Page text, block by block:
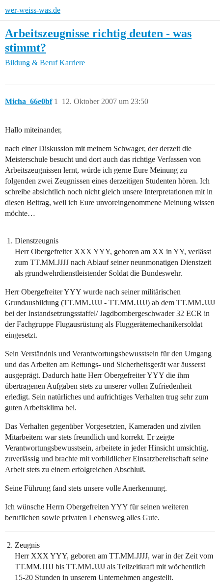
wer-weiss-was.de
Arbeitszeugnisse richtig deuten - was
stimmt?
Bildung & Beruf Karriere
Micha_66e0bf 12. Oktober 2007 um 23:50
1
Hallo miteinander,
nach einer Diskussion mit meinem Schwager, der derzeit die
Meisterschule besucht und dort auch das richtige Verfassen von
Arbeitszeugnissen lernt, würde ich gerne Eure Meinung zu
folgenden zwei Zeugnissen eines derzeitigen Studenten hören. Ich
schreibe absichtlich noch nicht gleich unsere Interpretationen mit in
diesen Beitrag, weil ich Eure unvoreingenommene Meinung wissen
möchte…
Dienstzeugnis
Herr Obergefreiter XXX YYY, geboren am XX in YY, verlässt
zum TT.MM.JJJJ nach Ablauf seiner neunmonatigen Dienstzeit
als grundwehrdienstleistender Soldat die Bundeswehr.
Herr Obergefreiter YYY wurde nach seiner militärischen
Grundausbildung (TT.MM.JJJJ - TT.MM.JJJJ) ab dem TT.MM.JJJJ
bei der Instandsetzungsstaffel/ Jagdbombergeschwader 32 ECR in
der Fachgruppe Flugausrüstung als Fluggerätemechanikersoldat
eingesetzt.
Sein Verständnis und Verantwortungsbewusstsein für den Umgang
und das Arbeiten am Rettungs- und Sicherheitsgerät war äusserst
ausgeprägt. Dadurch hatte Herr Obergefreiter YYY die ihm
übertragenen Aufgaben stets zu unserer vollen Zufriedenheit
erledigt. Sein natürliches und aufrichtiges Verhalten trug sehr zum
guten Arbeitsklima bei.
Das Verhalten gegenüber Vorgesetzten, Kameraden und zivilen
Mitarbeitern war stets freundlich und korrekt. Er zeigte
Verantwortungsbewusstsein, arbeitete in jeder Hinsicht umsichtig,
zuverlässig und brachte mit vorbildlicher Einsatzbereitschaft seine
Arbeit stets zu einem erfolgreichen Abschluß.
Seine Führung fand stets unsere volle Anerkennung.
Ich wünsche Herrn Obergefreiten YYY für seinen weiteren
beruflichen sowie privaten Lebensweg alles Gute.
Zeugnis
Herr XXX YYY, geboren am TT.MM.JJJJ, war in der Zeit vom
TT.MM.JJJJ bis TT.MM.JJJJ als Teilzeitkraft mit wöchentlich
15-20 Stunden in unserem Unternehmen angestellt.